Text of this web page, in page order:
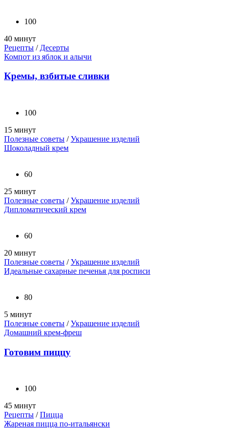
100
40 минут
Рецепты / Десерты
Компот из яблок и алычи
Кремы, взбитые сливки
100
15 минут
Полезные советы /Украшение изделий
Шоколадный крем
60
25 минут
Полезные советы /Украшение изделий
Дипломатический крем
60
20 минут
Полезные советы /Украшение изделий
Идеальные сахарные печенья для росписи
80
5 минут
Полезные советы /Украшение изделий
Домашний крем-фреш
Готовим пиццу
100
45 минут
Рецепты /Пицца
Жареная пицца по-итальянски